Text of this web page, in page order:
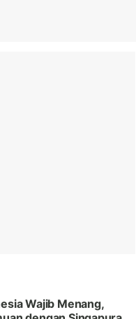
Wajib Menang,